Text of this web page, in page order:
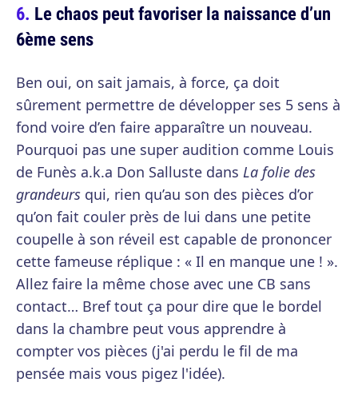
Le chaos peut favoriser la naissance d’un
6ème sens
Ben oui, on sait jamais, à force, ça doit
sûrement permettre de développer ses 5 sens à
fond voire d’en faire apparaître un nouveau.
Pourquoi pas une super audition comme Louis
de Funès a.k.a Don Salluste dans La folie des
grandeurs qui, rien qu’au son des pièces d’or
qu’on fait couler près de lui dans une petite
coupelle à son réveil est capable de prononcer
cette fameuse réplique : « Il en manque une ! ».
Allez faire la même chose avec une CB sans
contact… Bref tout ça pour dire que le bordel
dans la chambre peut vous apprendre à
compter vos pièces (j'ai perdu le fil de ma
pensée mais vous pigez l'idée).